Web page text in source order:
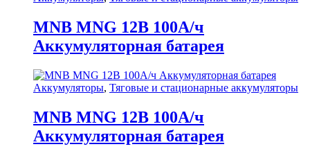
MNB MNG 12В 100А/ч
Аккумуляторная батарея
Аккумуляторы, Тяговые и стационарные аккумуляторы
MNB MNG 12В 100А/ч
Аккумуляторная батарея